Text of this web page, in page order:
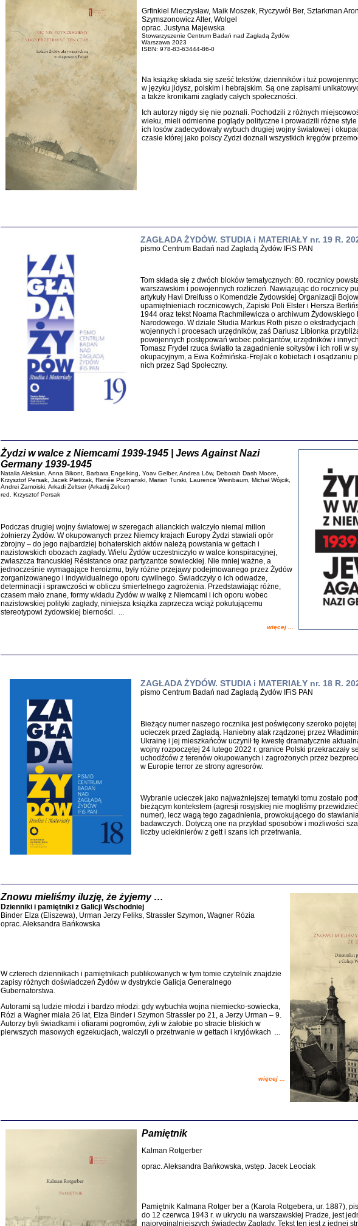
Zagłada Żydów.
Studia i Materiały
Warszawa 2018
red. i wstęp Barbara Engelking, Jan
ŻADNA BLAGA, ŻADNE
Wspomnienia z warszawskiego getta
Stanisław Adler, oprac. i wstępem
Warszawa 2018
nr 13,
TYLEŚMY JUŻ PRZESZLI ...
Dziennik pisany w bunkrze (Żółkiew
Clara Kramer, oprac. i wstępem
Warszawa 2017
WŚRÓD ZATRUTYCH
Warszawa 2017
Studia i
nr
SNY CHOCIAŻ MAMY WSPANIAŁE ...
Okupacyjne dzienniki Żydów z okolic
Grfinkiel Mieczysław, Maik Moszek, Ryczywół Ber, Sztarkman
Szymszonowicz Alter, Wolgel
oprac. Justyna Majewska
Stowarzyszenie Centrum Badań nad Zagładą Żydów
Warszawa 2023
ISBN: 978-83-63444-86-0
Na książkę składa się sześć tekstów, dzienników i tuż
w języku jidysz, polskim i hebrajskim. Są one zapisami
a także kronikami zagłady całych społeczności.
Ich autorzy nigdy się nie poznali. Pochodzili z różnych
wieku, mieli odmienne poglądy polityczne i prowadzili różne
ich losów zadecydowały wybuch drugiej wojny światowej i
czasie której jako polscy Żydzi doznali wszystkich kręgów
ZAGŁADA ŻYDÓW. STUDIA i MATERIAŁY nr. 19 R.
pismo Centrum Badań nad Zagładą Żydów IFiS PAN
Tom składa się z dwóch bloków tematycznych: 80. rocznicy
warszawskim i powojennych rozliczeń. Nawiązując do rocznicy
artykuły Havi Dreifuss o Komendzie Żydowskiej Organizacji
upamiętnieniach rocznicowych, Zapiski Poli Elster i Hersza
1944 oraz tekst Noama Rachmilewicza o archiwum Żydowskiego
Narodowego. W dziale Studia Markus Roth pisze o ekstradycjach
wojennych i procesach urzędników, zaś Dariusz Libionka
powojennych postępowań wobec policjantów, urzędników i
Tomasz Frydel rzuca światło ta zagadnienie sołtysów i ich roli w
okupacyjnym, a Ewa Koźmińska-Frejlak o kobietach i osądzaniu
nich przez Sąd Społeczny.
Żydzi w walce z Niemcami 1939-1945 | Jews Against Nazi
Germany 1939-1945
Natalia Aleksiun, Anna Bikont, Barbara Engelking, Yoav Gelber, Andrea Löw, Deborah Dash Moore,
Krzysztof Persak, Jacek Pietrzak, Renée Poznanski, Marian Turski, Laurence Weinbaum, Michał Wójcik,
Andrei Zamoiski, Arkadi Zeltser (Arkadij Zelcer)
red. Krzysztof Persak
Podczas drugiej wojny światowej w szeregach alianckich walczyło niemal milion
żołnierzy Żydów. W okupowanych przez Niemcy krajach Europy Żydzi stawiali opór
zbrojny – do jego najbardziej bohaterskich aktów należą powstania w gettach i
nazistowskich obozach zagłady. Wielu Żydów uczestniczyło w walce konspiracyjnej,
zwłaszcza francuskiej Résistance oraz partyzantce sowieckiej. Nie mniej ważne, a
jednocześnie wymagające heroizmu, były różne przejawy podejmowanego przez Żydów
zorganizowanego i indywidualnego oporu cywilnego. Świadczyły o ich odwadze,
determinacji i sprawczości w obliczu śmiertelnego zagrożenia. Przedstawiając różne,
czasem mało znane, formy wkładu Żydów w walkę z Niemcami i ich oporu wobec
nazistowskiej polityki zagłady, niniejsza książka zaprzecza wciąż pokutującemu
stereotypowi żydowskiej bierności. ...
więcej ...
ZAGŁADA ŻYDÓW. STUDIA i MATERIAŁY nr. 18 R.
pismo Centrum Badań nad Zagładą Żydów IFiS PAN
Bieżący numer naszego rocznika jest poświęcony szeroko
ucieczek przed Zagładą. Haniebny atak rządzonej przez
Ukrainę i jej mieszkańców uczynił tę kwestę dramatycznie
wojny rozpoczętej 24 lutego 2022 r. granice Polski przekraczały
uchodźców z terenów okupowanych i zagrożonych przez
w Europie terror ze strony agresorów.
Wybranie ucieczek jako najważniejszej tematyki tomu zostało
bieżącym kontekstem (agresji rosyjskiej nie mogliśmy
numer), lecz wagą tego zagadnienia, prowokującego do
badawczych. Dotyczą one na przykład sposobów i możliwości
liczby uciekinierów z gett i szans ich przetrwania.
Znowu mieliśmy iluzję, że żyjemy …
Dzienniki i pamiętniki z Galicji Wschodniej
Binder Elza (Eliszewa), Urman Jerzy Feliks, Strassler Szymon, Wagner Rózia
oprac. Aleksandra Bańkowska
W czterech dziennikach i pamiętnikach publikowanych w tym tomie czytelnik znajdzie
zapisy różnych doświadczeń Żydów w dystrykcie Galicja Generalnego
Gubernatorstwa.
Autorami są ludzie młodzi i bardzo młodzi: gdy wybuchła wojna niemiecko-sowiecka,
Rózi a Wagner miała 26 lat, Elza Binder i Szymon Strassler po 21, a Jerzy Urman – 9.
Autorzy byli świadkami i ofiarami pogromów, żyli w żałobie po stracie bliskich w
pierwszych masowych egzekucjach, walczyli o przetrwanie w gettach i kryjówkach ...
więcej ...
Pamiętnik
Kalman Rotgerber
oprac. Aleksandra Bańkowska, wstęp. Jacek Leociak
Pamiętnik Kalmana Rotger ber a (Karola Rotgebera, ur. 1887),
do 12 czerwca 1943 r. w ukryciu na warszawskiej Pradze, jest
najoryginalniejszych świadectw Zagłady. Tekst ten jest z jednej